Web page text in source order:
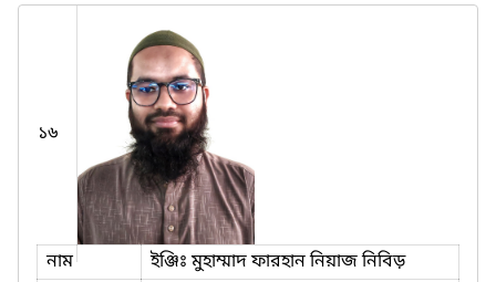
১৬
নাম
ইঞ্জিঃ মুহাম্মাদ ফারহান নিয়াজ নিবিড়